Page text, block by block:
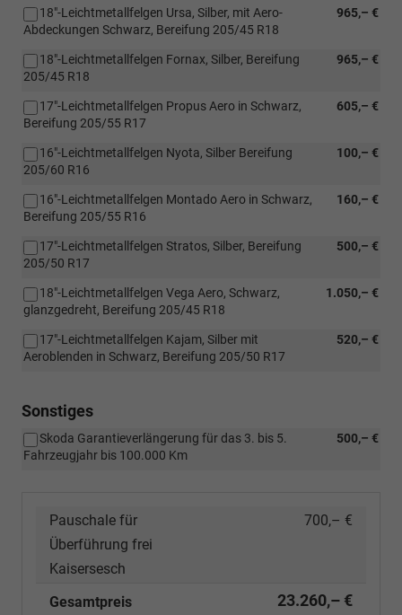
965,– €
18"-Leichtmetallfelgen Ursa, Silber, mit Aero-
Abdeckungen Schwarz, Bereifung 205/45 R18
965,– €
18"-Leichtmetallfelgen Fornax, Silber, Bereifung
205/45 R18
605,– €
17"-Leichtmetallfelgen Propus Aero in Schwarz,
Bereifung 205/55 R17
100,– €
16"-Leichtmetallfelgen Nyota, Silber Bereifung
205/60 R16
160,– €
16"-Leichtmetallfelgen Montado Aero in Schwarz,
Bereifung 205/55 R16
500,– €
17"-Leichtmetallfelgen Stratos, Silber, Bereifung
205/50 R17
1.050,– €
18"-Leichtmetallfelgen Vega Aero, Schwarz,
glanzgedreht, Bereifung 205/45 R18
520,– €
17"-Leichtmetallfelgen Kajam, Silber mit
Aeroblenden in Schwarz, Bereifung 205/50 R17
Sonstiges
500,– €
Skoda Garantieverlängerung für das 3. bis 5.
Fahrzeugjahr bis 100.000 Km
Pauschale für
Überführung frei
Kaisersesch
700,– €
Gesamtpreis 23.260,– €